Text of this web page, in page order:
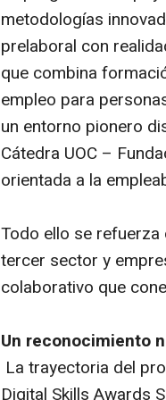
metodologías
prelaboral con
que combina
empleo para
un entorno pionero
Cátedra UOC –
orientada a la
Todo ello se
tercer sector y
colaborativo que
Un reconocimiento
La trayectoria del
Digital Skills Awards